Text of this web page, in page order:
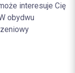
interesuje Cię
obydwu